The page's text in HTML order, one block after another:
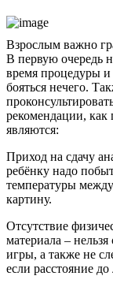
Взрослым важно
В первую очередь
время процедуры и
бояться нечего.
рекомендации,
являются:
Приход на сдачу
ребёнку надо
температуры
картину.
Отсутствие
материала –
игры, а также не
если расстояние